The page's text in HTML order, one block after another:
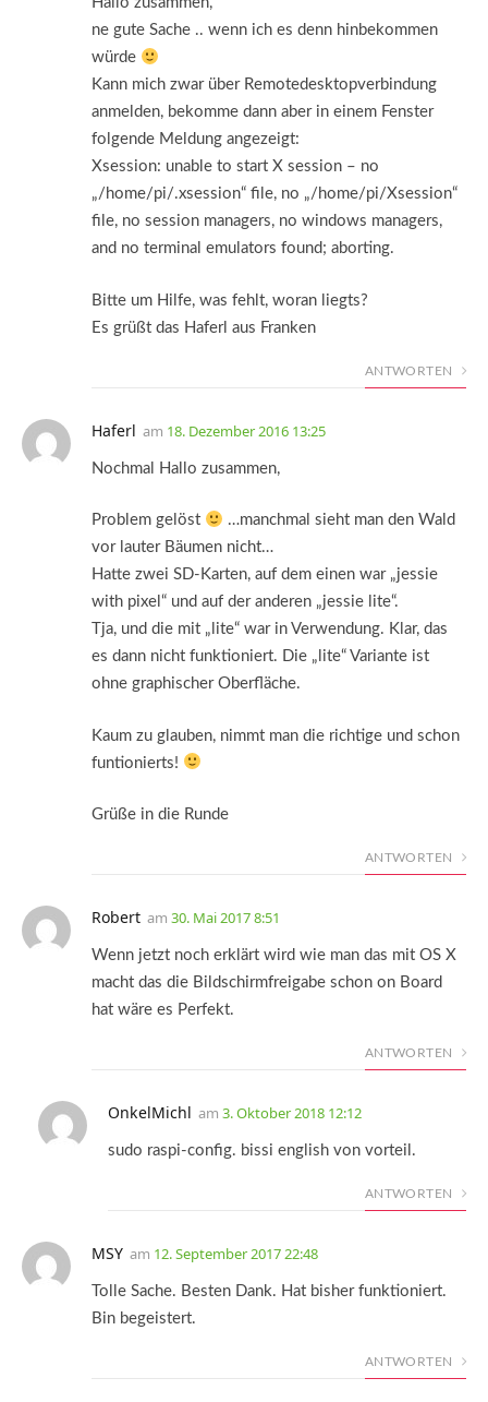
ne gute Sache .. wenn ich es denn hinbekommen
würde
Kann mich zwar über Remotedesktopverbindung
anmelden, bekomme dann aber in einem Fenster
folgende Meldung angezeigt:
Xsession: unable to start X session – no
„/home/pi/.xsession“ file, no „/home/pi/Xsession“
file, no session managers, no windows managers,
and no terminal emulators found; aborting.
Bitte um Hilfe, was fehlt, woran liegts?
Es grüßt das Haferl aus Franken
ANTWORTEN
Haferl am 18. Dezember 2016 13:25
Nochmal Hallo zusammen,
Problem gelöst
…manchmal sieht man den Wald
vor lauter Bäumen nicht…
Hatte zwei SD-Karten, auf dem einen war „jessie
with pixel“ und auf der anderen „jessie lite“.
Tja, und die mit „lite“ war in Verwendung. Klar, das
es dann nicht funktioniert. Die „lite“ Variante ist
ohne graphischer Oberfläche.
Kaum zu glauben, nimmt man die richtige und schon
funtionierts!
Grüße in die Runde
ANTWORTEN
Robert am 30. Mai 2017 8:51
Wenn jetzt noch erklärt wird wie man das mit OS X
macht das die Bildschirmfreigabe schon on Board
hat wäre es Perfekt.
ANTWORTEN
OnkelMichl am 3. Oktober 2018 12:12
sudo raspi-config. bissi english von vorteil.
ANTWORTEN
MSY am 12. September 2017 22:48
Tolle Sache. Besten Dank. Hat bisher funktioniert.
Bin begeistert.
ANTWORTEN